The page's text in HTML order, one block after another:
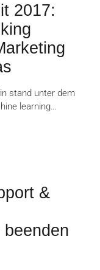
2017:
stand unter dem
learning…
&